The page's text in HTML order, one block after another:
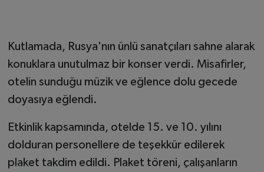
Kutlamada, Rusya'nın ünlü sanatçıları sahne alarak
konuklara unutulmaz bir konser verdi. Misafirler,
otelin sunduğu müzik ve eğlence dolu gecede
doyasıya eğlendi.
Etkinlik kapsamında, otelde 15. ve 10. yılını
dolduran personellere de teşekkür edilerek
plaket takdim edildi. Plaket töreni, çalışanların